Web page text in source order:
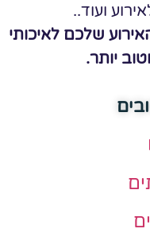
ועוד..
שלכם לאיכותי
יותר.